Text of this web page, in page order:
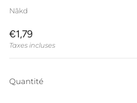
Nãkd
PRIX
RÉGULIER
€1,79
Taxes incluses
Quantité